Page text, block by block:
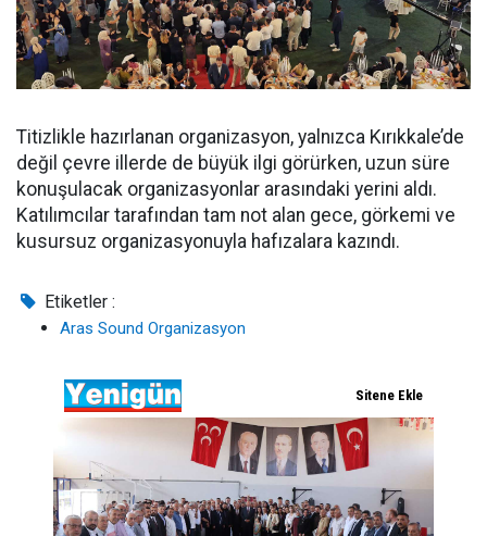
Titizlikle hazırlanan organizasyon, yalnızca Kırıkkale’de
değil çevre illerde de büyük ilgi görürken, uzun süre
konuşulacak organizasyonlar arasındaki yerini aldı.
Katılımcılar tarafından tam not alan gece, görkemi ve
kusursuz organizasyonuyla hafızalara kazındı.
Etiketler :
Aras Sound Organizasyon